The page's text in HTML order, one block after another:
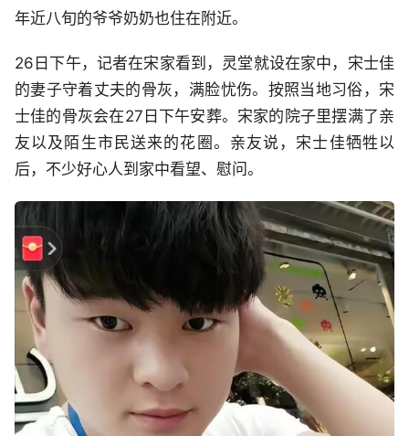
年近八旬的爷爷奶奶也住在附近。
26日下午，记者在宋家看到，灵堂就设在家中，宋士佳
的妻子守着丈夫的骨灰，满脸忧伤。按照当地习俗，宋
士佳的骨灰会在27日下午安葬。宋家的院子里摆满了亲
友以及陌生市民送来的花圈。亲友说，宋士佳牺牲以
后，不少好心人到家中看望、慰问。